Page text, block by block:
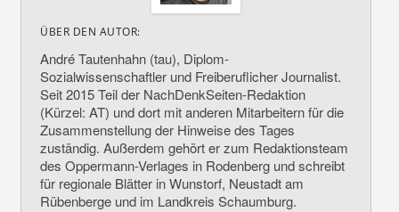
ÜBER DEN AUTOR:
André Tautenhahn (tau), Diplom-
Sozialwissenschaftler und Freiberuflicher Journalist.
Seit 2015 Teil der NachDenkSeiten-Redaktion
(Kürzel: AT) und dort mit anderen Mitarbeitern für die
Zusammenstellung der Hinweise des Tages
zuständig. Außerdem gehört er zum Redaktionsteam
des Oppermann-Verlages in Rodenberg und schreibt
für regionale Blätter in Wunstorf, Neustadt am
Rübenberge und im Landkreis Schaumburg.